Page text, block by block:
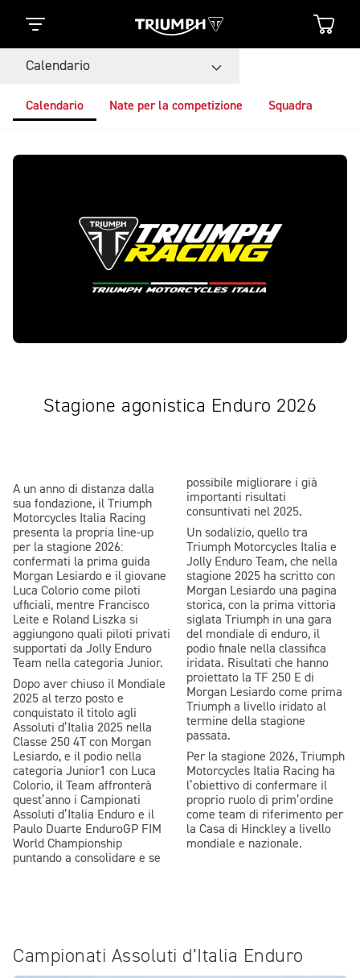
Calendario
Calendario Nate per la competizione Squadra
Stagione agonistica Enduro 2026
A un anno di distanza dalla
sua fondazione, il Triumph
Motorcycles Italia Racing
presenta la propria line-up
per la stagione 2026:
confermati la prima guida
Morgan Lesiardo e il giovane
Luca Colorio come piloti
ufficiali, mentre Francisco
Leite e Roland Liszka si
aggiungono quali piloti privati
supportati da Jolly Enduro
Team nella categoria Junior.
Dopo aver chiuso il Mondiale
2025 al terzo posto e
conquistato il titolo agli
Assoluti d’Italia 2025 nella
Classe 250 4T con Morgan
Lesiardo, e il podio nella
categoria Junior1 con Luca
Colorio, il Team affronterà
quest’anno i Campionati
Assoluti d’Italia Enduro e il
Paulo Duarte EnduroGP FIM
World Championship
puntando a consolidare e se
possibile migliorare i già
importanti risultati
consuntivati nel 2025.
Un sodalizio, quello tra
Triumph Motorcycles Italia e
Jolly Enduro Team, che nella
stagione 2025 ha scritto con
Morgan Lesiardo una pagina
storica, con la prima vittoria
siglata Triumph in una gara
del mondiale di enduro, il
podio finale nella classifica
iridata. Risultati che hanno
proiettato la TF 250 E di
Morgan Lesiardo come prima
Triumph a livello iridato al
termine della stagione
passata.
Per la stagione 2026, Triumph
Motorcycles Italia Racing ha
l’obiettivo di confermare il
proprio ruolo di prim’ordine
come team di riferimento per
la Casa di Hinckley a livello
mondiale e nazionale.
Campionati Assoluti d’Italia Enduro